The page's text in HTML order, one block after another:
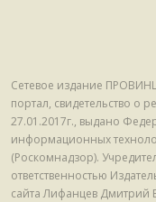
Сетевое издание
портал, свидетельство о
27.01.2017г., выдано
информационных
(Роскомнадзор).
ответственностью
сайта Лифанцев Дмитрий